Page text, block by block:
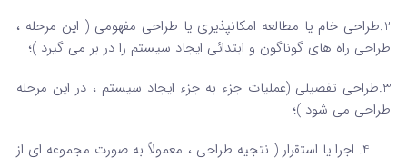
2.طراحی خام یا مطالعه امکانپذیری یا طراحی مفهومی ( این مرحله ،
طراحی راه های گوناگون و ابتدائی ایجاد سیستم را در بر می گیرد )؛
3.طراحی تفصیلی (عملیات جزء به جزء ایجاد سیستم ، در این مرحله
طراحی می شود )؛
اجرا یا استقرار ( نتجیه طراحی ، معمولاً به صورت مجموعه ای از